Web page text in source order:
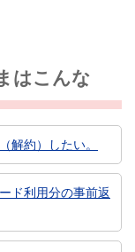
はこんな
解約）したい。
ド利用分の事前返